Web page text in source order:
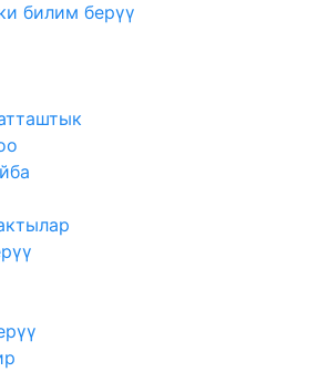
билим берүү